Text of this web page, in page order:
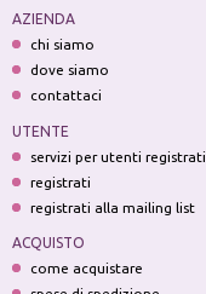
AZIENDA
chi siamo
dove siamo
contattaci
UTENTE
servizi per utenti registrati
registrati
registrati alla mailing list
ACQUISTO
come acquistare